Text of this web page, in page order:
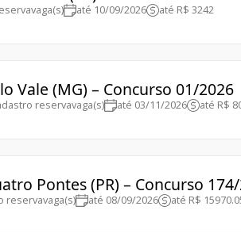
vaga(s) até 10/09/2026 até R$ 3242
Vale (MG) – Concurso 01/2026
reservavaga(s) até 03/11/2026 até R$
Pontes (PR) – Concurso
reservavaga(s) até 08/09/2026 até R$